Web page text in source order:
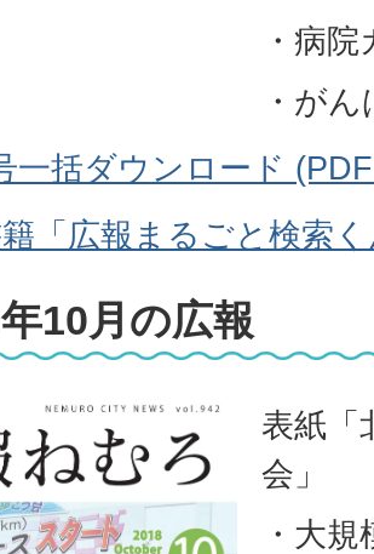
・病
・が
一括ダウンロード
「広報まるごと検索
10月の広報
表紙「
会」
・大